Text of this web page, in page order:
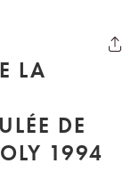
LA
DE
SERRANT - NICOLAS JOLY 1994